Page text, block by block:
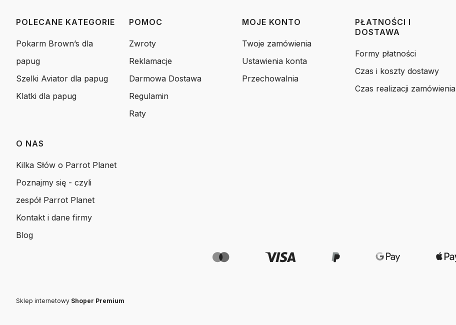
Linki w stopce
POLECANE KATEGORIE
Pokarm Brown’s dla
papug
Szelki Aviator dla papug
Klatki dla papug
POMOC
Zwroty
Reklamacje
Darmowa Dostawa
Regulamin
Raty
MOJE KONTO
Twoje zamówienia
Ustawienia konta
Przechowalnia
PŁATNOŚCI I
DOSTAWA
Formy płatności
Czas i koszty dostawy
Czas realizacji zamówienia
O NAS
Kilka Słów o Parrot Planet
Poznajmy się - czyli
zespół Parrot Planet
Kontakt i dane firmy
Blog
Sklep internetowy Shoper Premium